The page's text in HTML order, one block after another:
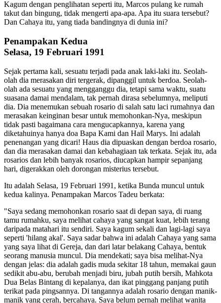
Kagum dengan penglihatan seperti itu, Marcos pulang ke rumah
takut dan bingung, tidak mengerti apa-apa. Apa itu suara tersebut?
Dan Cahaya itu, yang tiada bandingnya di dunia ini?
Penampakan Kedua
Selasa, 19 Februari 1991
Sejak pertama kali, sesuatu terjadi pada anak laki-laki itu. Seolah-
olah dia merasakan diri tergerak, dipanggil untuk berdoa. Seolah-
olah ada sesuatu yang mengganggu dia, tetapi sama waktu, suatu
suasana damai mendalam, tak pernah dirasa sebelumnya, meliputi
dia. Dia menemukan sebuah rosario di salah satu laci rumahnya dan
merasakan keinginan besar untuk memohonkan-Nya, meskipun
tidak pasti bagaimana cara mengucapkannya, karena yang
diketahuinya hanya doa Bapa Kami dan Hail Marys. Ini adalah
penenangan yang dicari! Haus dia dipuaskan dengan berdoa rosario,
dan dia merasakan damai dan kebahagiaan tak terkata. Sejak itu, ada
rosarios dan lebih banyak rosarios, diucapkan hampir sepanjang
hari, digerakkan oleh dorongan misterius tersebut.
Itu adalah Selasa, 19 Februari 1991, ketika Bunda muncul untuk
kedua kalinya. Penampakan Marcos Tadeu berkata:
"Saya sedang memohonkan rosario saat di depan saya, di ruang
tamu rumahku, saya melihat cahaya yang sangat kuat, lebih terang
daripada matahari itu sendiri. Saya kagum sekali dan lagi-lagi saya
seperti 'hilang akal'. Saya sadar bahwa ini adalah Cahaya yang sama
yang saya lihat di Gereja, dan dari latar belakang Cahaya, bentuk
seorang manusia muncul. Dia mendekati; saya bisa melihat-Nya
dengan jelas: dia adalah gadis muda sekitar 18 tahun, memakai gaun
sedikit abu-abu, berubah menjadi biru, jubah putih bersih, Mahkota
Dua Belas Bintang di kepalanya, dan ikat pinggang panjang putih
terikat pada pingsannya. Di tangannya adalah rosario dengan manik-
manik yang cerah, bercahaya. Saya belum pernah melihat wanita